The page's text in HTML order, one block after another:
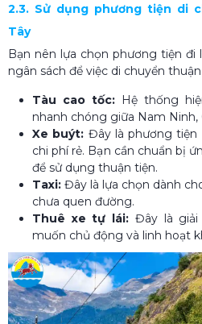
2.3. Sử dụng phương tiện di
Tây
Bạn nên lựa chọn phương tiện đi
ngân sách để việc di chuyển
Tàu cao tốc: Hệ thống
nhanh chóng giữa Nam Ninh,
Xe buýt: Đây là phương tiện
chi phí rẻ. Bạn cần chuẩn bị
để sử dụng thuận tiện.
Taxi: Đây là lựa chọn dành
chưa quen đường.
Thuê xe tự lái: Đây là giải
muốn chủ động và linh hoạt